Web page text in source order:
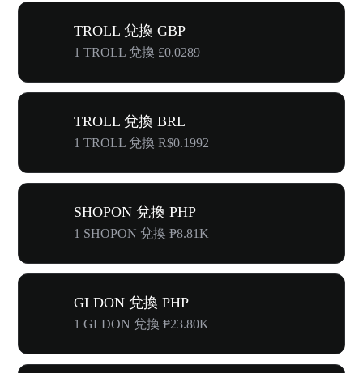
TROLL 兌換 GBP
1 TROLL 兌換 £0.0289
TROLL 兌換 BRL
1 TROLL 兌換 R$0.1992
SHOPON 兌換 PHP
1 SHOPON 兌換 ₱8.81K
GLDON 兌換 PHP
1 GLDON 兌換 ₱23.80K